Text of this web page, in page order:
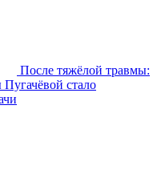
После тяжёлой травмы:
стало